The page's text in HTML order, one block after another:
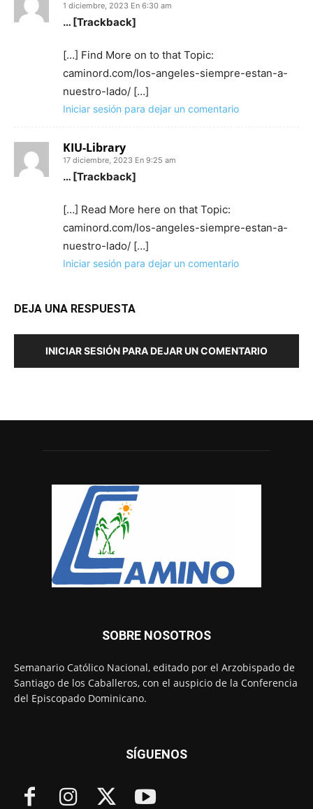
1 diciembre, 2023 En 6:30 am
… [Trackback]
[…] Find More on to that Topic:
caminord.com/los-angeles-siempre-estan-a-
nuestro-lado/ […]
Iniciar sesión para dejar un comentario
KIU-Library
17 diciembre, 2023 En 9:25 am
… [Trackback]
[…] Read More here on that Topic:
caminord.com/los-angeles-siempre-estan-a-
nuestro-lado/ […]
Iniciar sesión para dejar un comentario
DEJA UNA RESPUESTA
INICIAR SESIÓN PARA DEJAR UN COMENTARIO
SOBRE NOSOTROS
Semanario Católico Nacional, editado por el Arzobispado de
Santiago de los Caballeros, con el auspicio de la Conferencia
del Episcopado Dominicano.
SÍGUENOS